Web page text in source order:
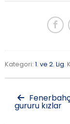
Kategori: 1. ve 2. Lig.
gururu kızlar